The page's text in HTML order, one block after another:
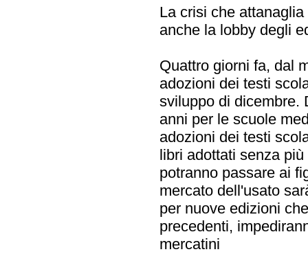
La crisi che
anche la lobby degli
Quattro giorni fa, dal
adozioni dei testi
sviluppo di dicembre.
anni per le scuole
adozioni dei testi
libri adottati senza
potranno passare ai
mercato dell'usato
per nuove edizioni
precedenti,
mercatini